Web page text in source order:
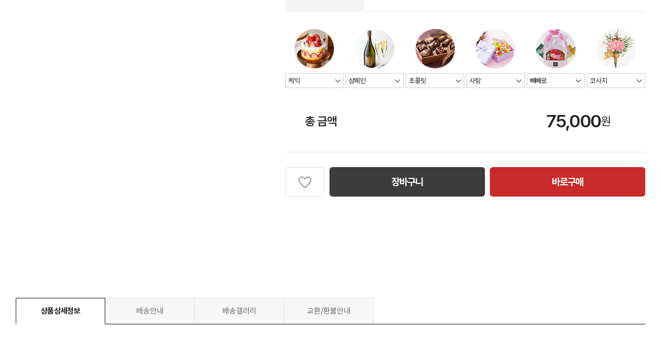
총 금액 75,000원
장바구니 바로구매
상품상세정보 배송안내 배송갤러리 교환/환불안내